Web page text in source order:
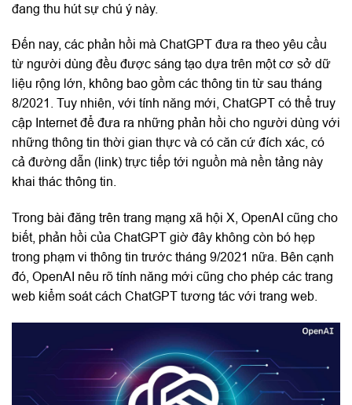
đang thu hút sự chú ý này.
Đến nay, các phản hồi mà ChatGPT đưa ra theo yêu cầu
từ người dùng đều được sáng tạo dựa trên một cơ sở dữ
liệu rộng lớn, không bao gồm các thông tin từ sau tháng
8/2021. Tuy nhiên, với tính năng mới, ChatGPT có thể truy
cập Internet để đưa ra những phản hồi cho người dùng với
những thông tin thời gian thực và có căn cứ đích xác, có
cả đường dẫn (link) trực tiếp tới nguồn mà nền tảng này
khai thác thông tin.
Trong bài đăng trên trang mạng xã hội X, OpenAI cũng cho
biết, phản hồi của ChatGPT giờ đây không còn bó hẹp
trong phạm vi thông tin trước tháng 9/2021 nữa. Bên cạnh
đó, OpenAI nêu rõ tính năng mới cũng cho phép các trang
web kiểm soát cách ChatGPT tương tác với trang web.